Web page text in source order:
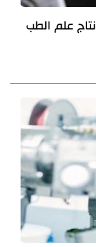
علم الطب